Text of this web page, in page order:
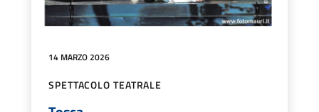
14 MARZO 2026
SPETTACOLO TEATRALE